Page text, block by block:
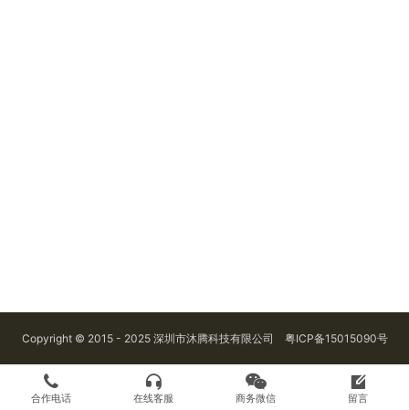
Copyright © 2015 - 2025 深圳市沐腾科技有限公司 粤ICP备15015090号
合作电话 在线客服 商务微信 留言